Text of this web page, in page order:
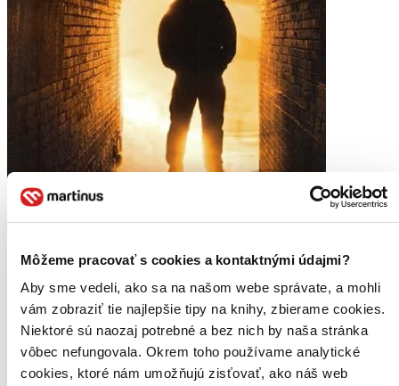
Môžeme pracovať s cookies a kontaktnými údajmi?
Aby sme vedeli, ako sa na našom webe správate, a mohli
vám zobraziť tie najlepšie tipy na knihy, zbierame cookies.
Niektoré sú naozaj potrebné a bez nich by naša stránka
vôbec nefungovala. Okrem toho používame analytické
cookies, ktoré nám umožňujú zisťovať, ako náš web
Moje aktivity
Veronika Galisova
napísala recenziu
18.02.2023 09:59